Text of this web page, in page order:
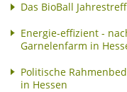
Das BioBall
Energie-effizient -
Garnelenfarm in
Politische
in Hessen